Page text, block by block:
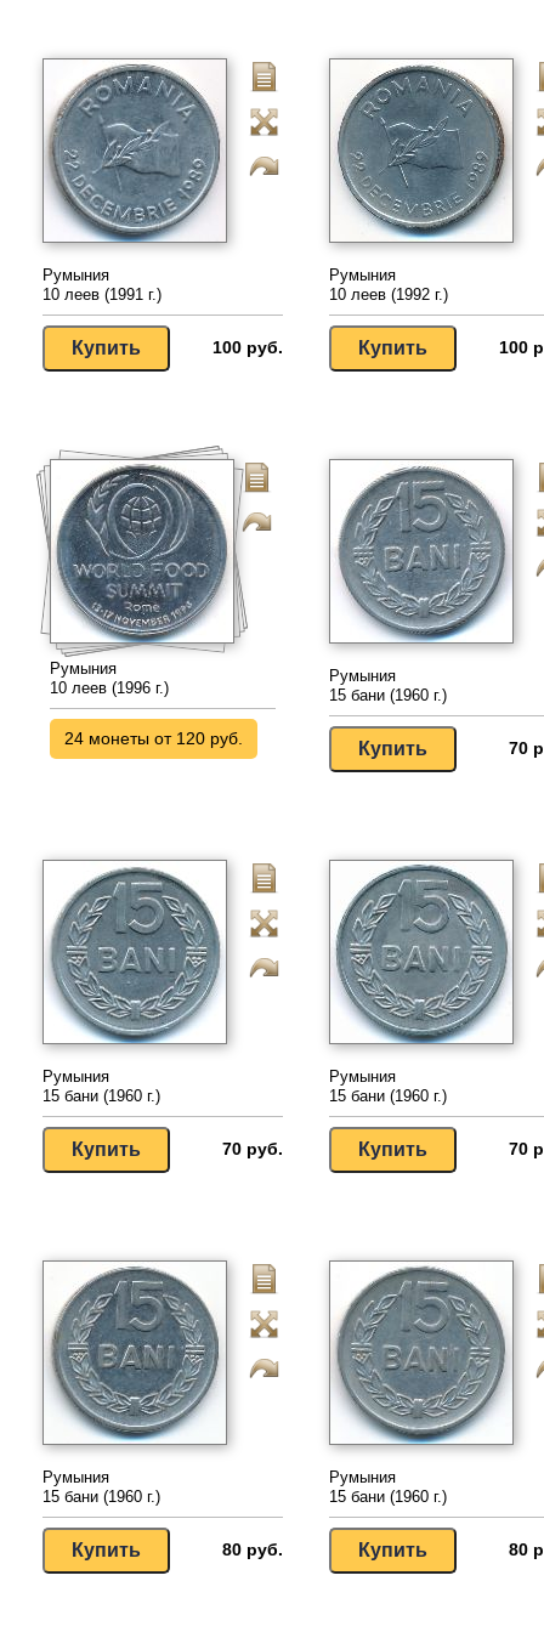
Румыния
10 леев (1991 г.)
100 руб.
Румыния
10 леев (1992 г.)
100
Румыния
10 леев (1996 г.)
24 монеты от 120 руб.
Румыния
15 бани (1960 г.)
70
Румыния
15 бани (1960 г.)
70 руб.
Румыния
15 бани (1960 г.)
70
Румыния
15 бани (1960 г.)
80 руб.
Румыния
15 бани (1960 г.)
80